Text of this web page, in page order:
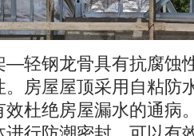
轻钢龙骨具有抗腐蚀
房屋屋顶采用自粘防
杜绝房屋漏水的通病